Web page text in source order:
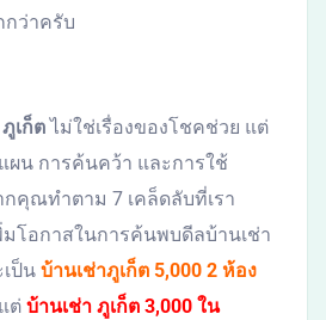
กว่าครับ
ภูเก็ตไม่ใช่เรื่องของโชคช่วย แต่
ผน การค้นคว้า และการใช้
คุณทำตาม 7 เคล็ดลับที่เรา
โอกาสในการค้นพบดีลบ้านเช่า
ป็น บ้านเช่าภูเก็ต 5,000 2 ห้อง
ต่ บ้านเช่า ภูเก็ต 3,000 ใน